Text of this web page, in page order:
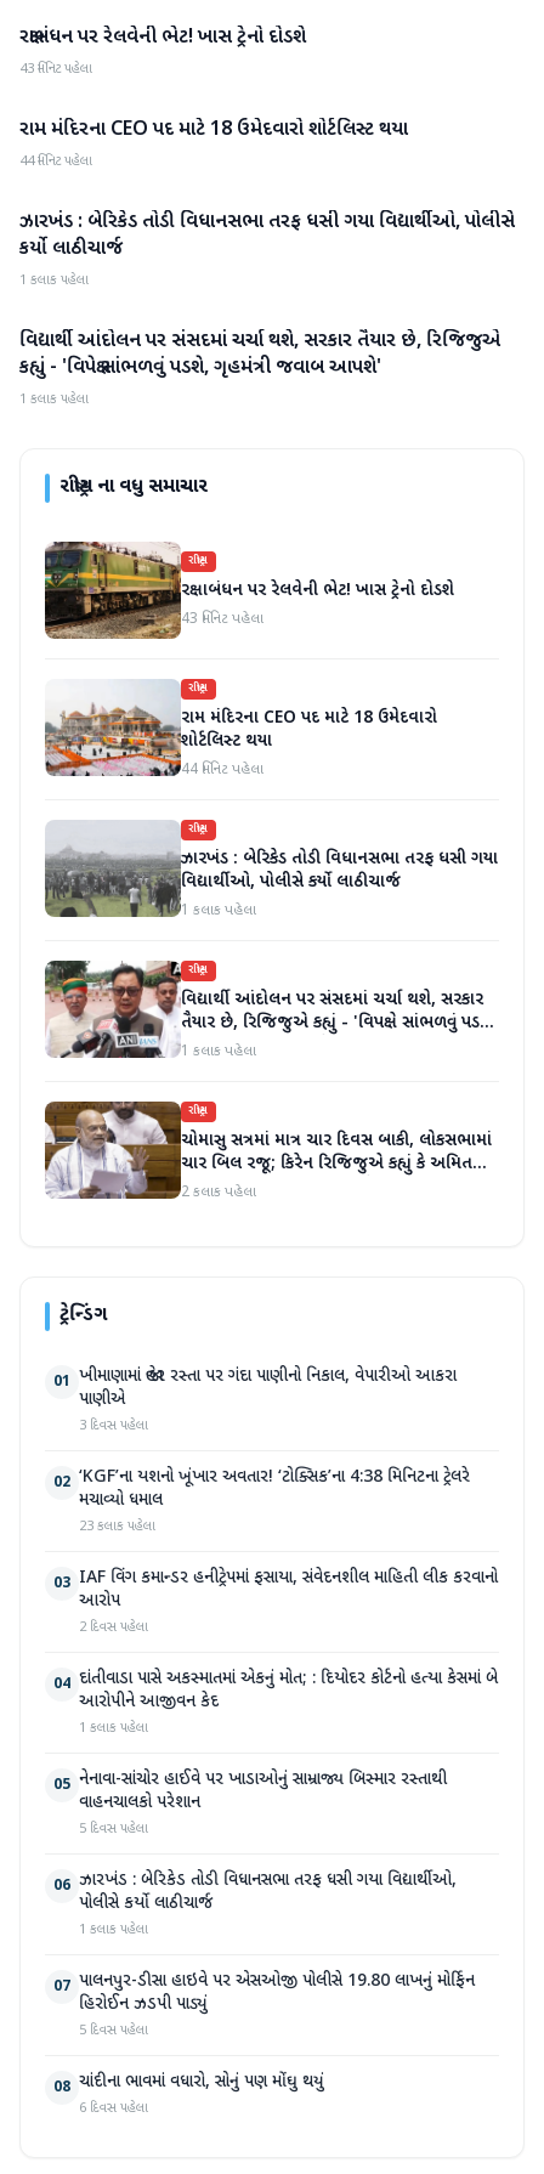
રાષ્ટ્રીય રક્ષાબંધન પર રેલવેની ભેટ! ખાસ ટ્રેનો દોડશે
43 મિનિટ પહેલા
રાષ્ટ્રીય
રામ મંદિરના CEO પદ માટે 18 ઉમેદવારો શોર્ટલિસ્ટ થયા
44 મિનિટ પહેલા
રાષ્ટ્રીય
ઝારખંડ : બેરિકેડ તોડી વિધાનસભા તરફ ધસી ગયા વિદ્યાર્થીઓ, પોલીસે
કર્યો લાઠીચાર્જ
1 કલાક પહેલા
રાષ્ટ્રીય
વિદ્યાર્થી આંદોલન પર સંસદમાં ચર્ચા થશે, સરકાર તૈયાર છે, રિજિજુએ
કહ્યું - 'વિપક્ષે સાંભળવું પડશે, ગૃહમંત્રી જવાબ આપશે'
1 કલાક પહેલા
રાષ્ટ્રીયના વધુ સમાચાર
રાષ્ટ્રીય
રક્ષાબંધન પર રેલવેની ભેટ! ખાસ ટ્રેનો દોડશે
43 મિનિટ પહેલા
રાષ્ટ્રીય
રામ મંદિરના CEO પદ માટે 18 ઉમેદવારો
શોર્ટલિસ્ટ થયા
44 મિનિટ પહેલા
રાષ્ટ્રીય
ઝારખંડ : બેરિકેડ તોડી વિધાનસભા તરફ ધસી ગયા
વિદ્યાર્થીઓ, પોલીસે કર્યો લાઠીચાર્જ
1 કલાક પહેલા
રાષ્ટ્રીય
વિદ્યાર્થી આંદોલન પર સંસદમાં ચર્ચા થશે, સરકાર
તૈયાર છે, રિજિજુએ કહ્યું - 'વિપક્ષે સાંભળવું પડશે,
ગૃહમંત્રી જવાબ આપશે'
1 કલાક પહેલા
રાષ્ટ્રીય
ચોમાસુ સત્રમાં માત્ર ચાર દિવસ બાકી, લોકસભામાં
ચાર બિલ રજૂ; કિરેન રિજિજુએ કહ્યું કે અમિત
શાહ ચર્ચા પછી જવાબ આપશે
2 કલાક પહેલા
ટ્રેન્ડિંગ
01 ખીમાણામાં જાહેર રસ્તા પર ગંદા પાણીનો નિકાલ, વેપારીઓ આકરા
પાણીએ
3 દિવસ પહેલા
02 ‘KGF’ના યશનો ખૂંખાર અવતાર! ‘ટોક્સિક’ના 4:38 મિનિટના ટ્રેલરે
મચાવ્યો ધમાલ
23 કલાક પહેલા
03 IAF વિંગ કમાન્ડર હનીટ્રેપમાં ફસાયા, સંવેદનશીલ માહિતી લીક કરવાનો
આરોપ
2 દિવસ પહેલા
04 દાંતીવાડા પાસે અકસ્માતમાં એકનું મોત; : દિયોદર કોર્ટનો હત્યા કેસમાં બે
આરોપીને આજીવન કેદ
1 કલાક પહેલા
05 નેનાવા-સાંચોર હાઈવે પર ખાડાઓનું સામ્રાજ્ય બિસ્માર રસ્તાથી
વાહનચાલકો પરેશાન
5 દિવસ પહેલા
06 ઝારખંડ : બેરિકેડ તોડી વિધાનસભા તરફ ધસી ગયા વિદ્યાર્થીઓ,
પોલીસે કર્યો લાઠીચાર્જ
1 કલાક પહેલા
07 પાલનપુર-ડીસા હાઇવે પર એસઓજી પોલીસે 19.80 લાખનું મોર્ફિન
હિરોઈન ઝડપી પાડ્યું
5 દિવસ પહેલા
08 ચાંદીના ભાવમાં વધારો, સોનું પણ મોંઘુ થયું
6 દિવસ પહેલા